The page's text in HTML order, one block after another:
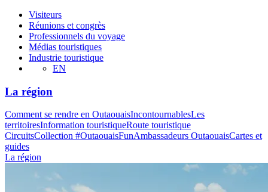
Visiteurs
Réunions et congrès
Professionnels du voyage
Médias touristiques
Industrie touristique
EN
La région
Comment se rendre en OutaouaisIncontournablesLes
territoiresInformation touristiqueRoute touristique
CircuitsCollection #OutaouaisFunAmbassadeurs OutaouaisCartes et
guides
La région